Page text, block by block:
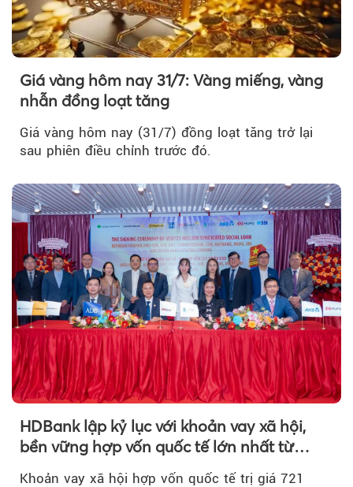
Giá vàng hôm nay 31/7: Vàng miếng, vàng
nhẫn đồng loạt tăng
Giá vàng hôm nay (31/7) đồng loạt tăng trở lại
sau phiên điều chỉnh trước đó.
HDBank lập kỷ lục với khoản vay xã hội,
bền vững hợp vốn quốc tế lớn nhất từ
Khoản vay xã hội hợp vốn quốc tế trị giá 721